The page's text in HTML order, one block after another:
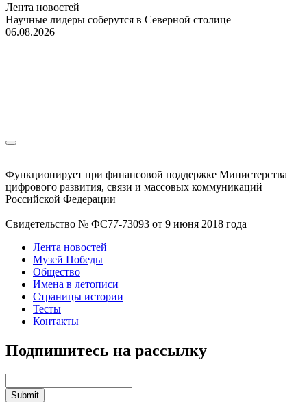
Лента новостей
Научные лидеры соберутся в Северной столице
06.08.2026
Функционирует при финансовой поддержке Министерства
цифрового развития, связи и массовых коммуникаций
Российской Федерации
Свидетельство № ФС77-73093 от 9 июня 2018 года
Лента новостей
Музей Победы
Общество
Имена в летописи
Страницы истории
Тесты
Контакты
Подпишитесь на рассылку